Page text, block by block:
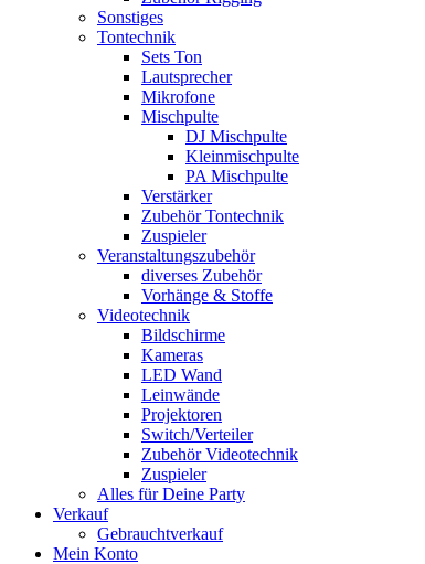
Sonstiges
Tontechnik
Sets Ton
Lautsprecher
Mikrofone
Mischpulte
DJ Mischpulte
Kleinmischpulte
PA Mischpulte
Verstärker
Zubehör Tontechnik
Zuspieler
Veranstaltungszubehör
diverses Zubehör
Vorhänge & Stoffe
Videotechnik
Bildschirme
Kameras
LED Wand
Leinwände
Projektoren
Switch/Verteiler
Zubehör Videotechnik
Zuspieler
Alles für Deine Party
Verkauf
Gebrauchtverkauf
Mein Konto